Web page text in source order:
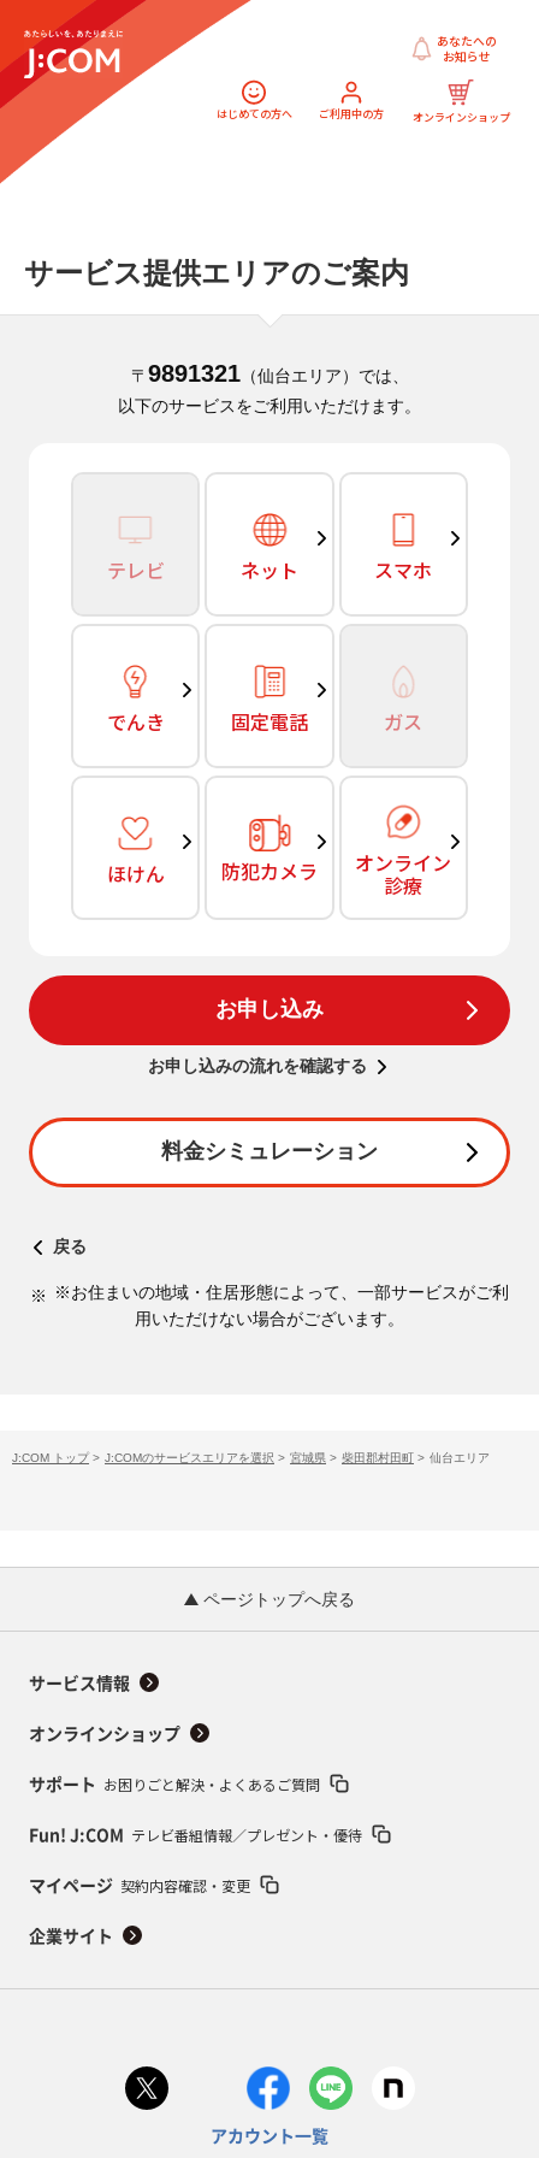
はじめての方へ ご利用中の方 オンラインショップ
あなたへの
お知らせ
サービス提供エリアのご案内
〒 9891321（仙台エリア）では、
以下のサービスをご利用いただけます。
テレビ ネット スマホ
でんき 固定電話 ガス
ほけん 防犯カメラ オンライン
診療
お申し込み
お申し込みの流れを確認する
料金シミュレーション
戻る
※お住まいの地域・住居形態によって、一部サービスがご利
用いただけない場合がございます。
J:COM トップ > J:COMのサービスエリアを選択 > 宮城県 > 柴田郡村田町 > 仙台エリア
ページトップへ戻る
サービス情報
オンラインショップ
サポート お困りごと解決・よくあるご質問
Fun! J:COM テレビ番組情報／プレゼント・優待
マイページ 契約内容確認・変更
企業サイト
アカウント一覧